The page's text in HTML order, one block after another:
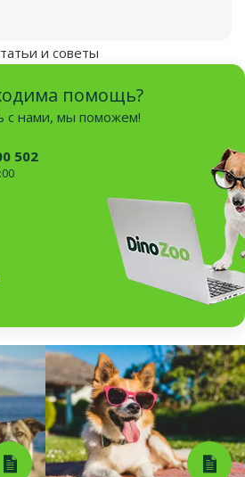
и советы
помощь?
с нами, мы поможем!
502